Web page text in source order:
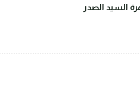
السيد الصدر